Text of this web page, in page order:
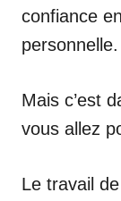
confiance
personnelle.
Mais c’est
vous allez
Le travail